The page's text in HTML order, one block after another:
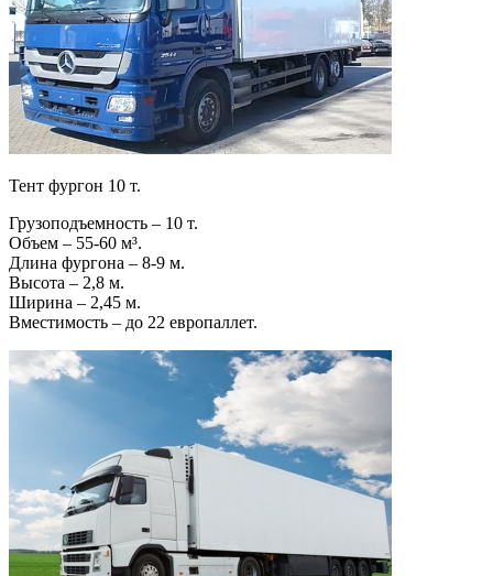
Тент фургон 10 т.
Грузоподъемность – 10 т.
Объем – 55-60 м³.
Длина фургона – 8-9 м.
Высота – 2,8 м.
Ширина – 2,45 м.
Вместимость – до 22 европаллет.